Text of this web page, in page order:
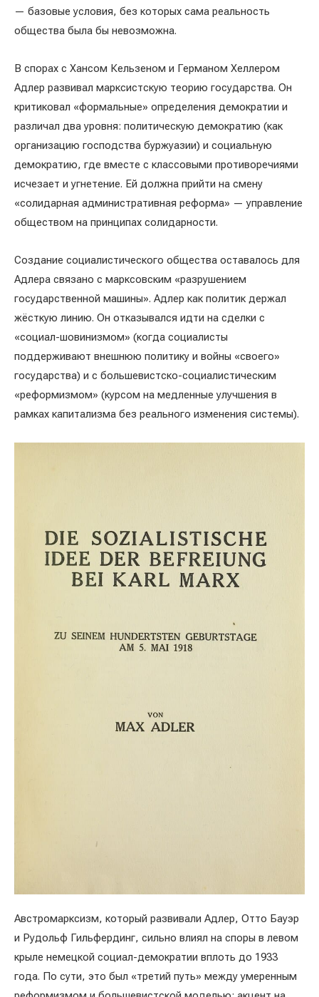
— базовые условия, без которых сама реальность
общества была бы невозможна.
В спорах с Хансом Кельзеном и Германом Хеллером
Адлер развивал марксистскую теорию государства. Он
критиковал «формальные» определения демократии и
различал два уровня: политическую демократию (как
организацию господства буржуазии) и социальную
демократию, где вместе с классовыми противоречиями
исчезает и угнетение. Ей должна прийти на смену
«солидарная административная реформа» — управление
обществом на принципах солидарности.
Создание социалистического общества оставалось для
Адлера связано с марксовским «разрушением
государственной машины». Адлер как политик держал
жёсткую линию. Он отказывался идти на сделки с
«социал-шовинизмом» (когда социалисты
поддерживают внешнюю политику и войны «своего»
государства) и с большевистско-социалистическим
«реформизмом» (курсом на медленные улучшения в
рамках капитализма без реального изменения системы).
Австромарксизм, который развивали Адлер, Отто Бауэр
и Рудольф Гильфердинг, сильно влиял на споры в левом
крыле немецкой социал-демократии вплоть до 1933
года. По сути, это был «третий путь» между умеренным